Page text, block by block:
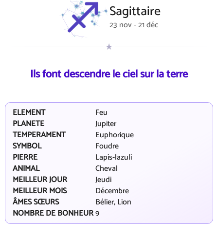
Sagittaire
23 nov - 21 déc
Ils font descendre le ciel sur la terre
ELEMENT
Feu
PLANETE
Jupiter
TEMPERAMENT
Euphorique
SYMBOL
Foudre
PIERRE
Lapis-lazuli
ANIMAL
Cheval
MEILLEUR JOUR
Jeudi
MEILLEUR MOIS
Décembre
ÂMES SŒURS
Bélier, Lion
NOMBRE DE BONHEUR9